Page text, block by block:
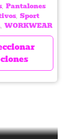
Pantalones
Sport
WORKWEAR